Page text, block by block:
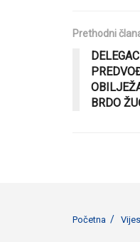
Prethodni
BRDO
Početna